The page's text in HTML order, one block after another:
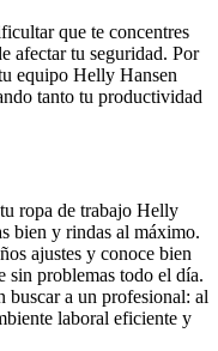
que te concentres
afectar tu seguridad. Por
equipo Helly Hansen
tanto tu productividad
ropa de trabajo Helly
bien y rindas al máximo.
ajustes y conoce bien
sin problemas todo el día.
buscar a un profesional: al
laboral eficiente y